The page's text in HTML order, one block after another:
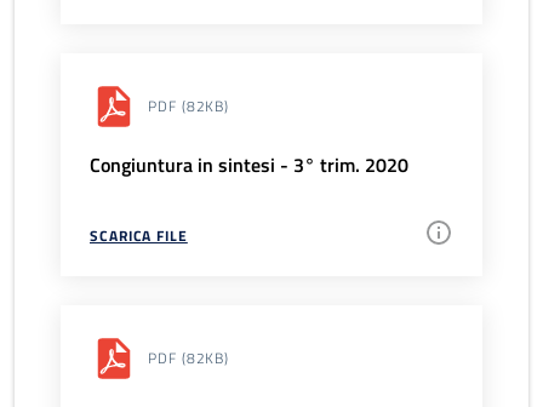
PDF (82KB)
Congiuntura in sintesi - 3° trim. 2020
SCARICA FILE
PDF (82KB)